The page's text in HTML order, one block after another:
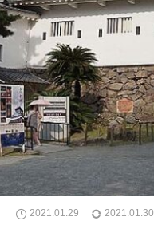
2021.01.29 2021.01.30